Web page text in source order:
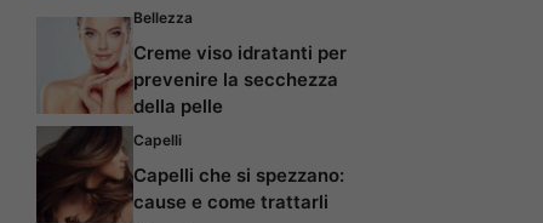
Bellezza
Creme viso idratanti per
prevenire la secchezza
della pelle
Capelli
Capelli che si spezzano:
cause e come trattarli